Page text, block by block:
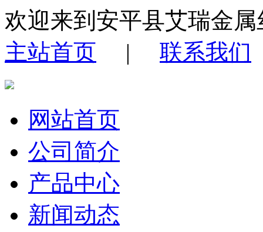
欢迎来到安平县艾瑞金
主站首页 | 联系我们
网站首页
公司简介
产品中心
新闻动态